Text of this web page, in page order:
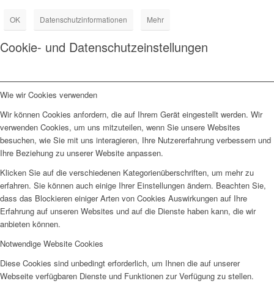
OK Datenschutzinformationen Mehr
Cookie- und Datenschutzeinstellungen
Wie wir Cookies verwenden
Wir können Cookies anfordern, die auf Ihrem Gerät eingestellt werden. Wir
verwenden Cookies, um uns mitzuteilen, wenn Sie unsere Websites
besuchen, wie Sie mit uns interagieren, Ihre Nutzererfahrung verbessern und
Ihre Beziehung zu unserer Website anpassen.
Klicken Sie auf die verschiedenen Kategorienüberschriften, um mehr zu
erfahren. Sie können auch einige Ihrer Einstellungen ändern. Beachten Sie,
dass das Blockieren einiger Arten von Cookies Auswirkungen auf Ihre
Erfahrung auf unseren Websites und auf die Dienste haben kann, die wir
anbieten können.
Notwendige Website Cookies
Diese Cookies sind unbedingt erforderlich, um Ihnen die auf unserer
Webseite verfügbaren Dienste und Funktionen zur Verfügung zu stellen.